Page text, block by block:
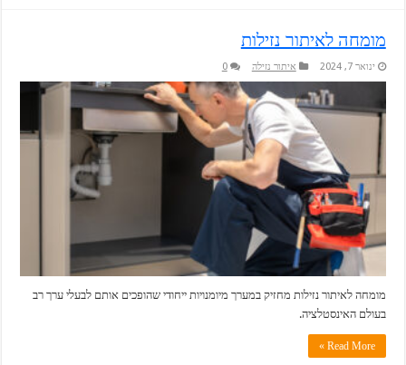
מומחה לאיתור נזילות
ינואר 7, 2024 איתור נזילה 0
מומחה לאיתור נזילות מחזיק במערך מיומנויות ייחודי שהופכים אותם לבעלי ערך רב
בעולם האינסטלציה.
Read More »